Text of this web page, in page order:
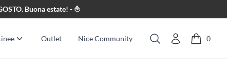
Buona estate! - ⛵
Outlet Nice Community
Cerca
0